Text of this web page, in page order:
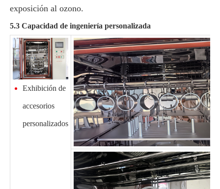
exposición al ozono.
5.3 Capacidad de ingeniería personalizada
Exhibición de
accesorios
personalizados